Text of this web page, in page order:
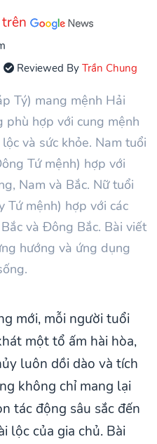
Reviewed ByTrần Chung
Tý) mang mệnh Hải
phù hợp với cung mệnh
và sức khỏe. Nam tuổi
Tứ mệnh) hợp với
Nam và Bắc. Nữ tuổi
Tứ mệnh) hợp với các
và Đông Bắc. Bài viết
hướng và ứng dụng
mới, mỗi người tuổi
một tổ ấm hài hòa,
luôn dồi dào và tích
không chỉ mang lại
tác động sâu sắc đến
lộc của gia chủ. Bài